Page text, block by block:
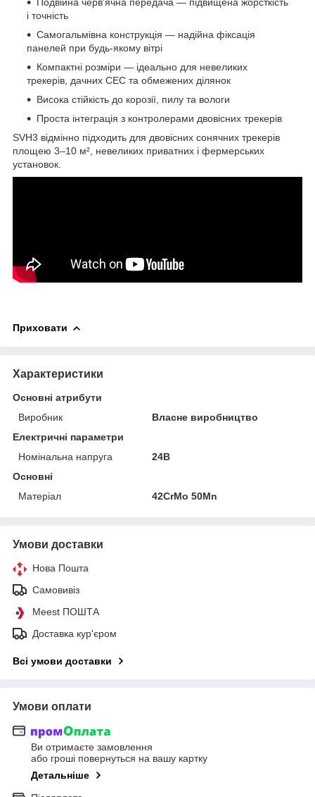
і точність
Самогальмівна конструкція — надійна фіксація
панелей при будь-якому вітрі
Компактні розміри — ідеально для невеликих
трекерів, дачних СЕС та обмежених ділянок
Висока стійкість до корозії, пилу та вологи
Проста інтеграція з контролерами двовісних трекерів
SVH3 відмінно підходить для двовісних сонячних трекерів
площею 3–10 м², невеликих приватних і фермерських
установок.
Приховати
Характеристики
Основні атрибути
Виробник
Власне виробництво
Електричні параметри
Номінальна напруга
24В
Основні
Матеріал
42CrMo 50Mn
Умови доставки
Нова Пошта
Самовивіз
Meest ПОШТА
Доставка кур'єром
Всі умови доставки
Умови оплати
Ви отримаєте замовлення
або гроші повернуться на вашу картку
Детальніше